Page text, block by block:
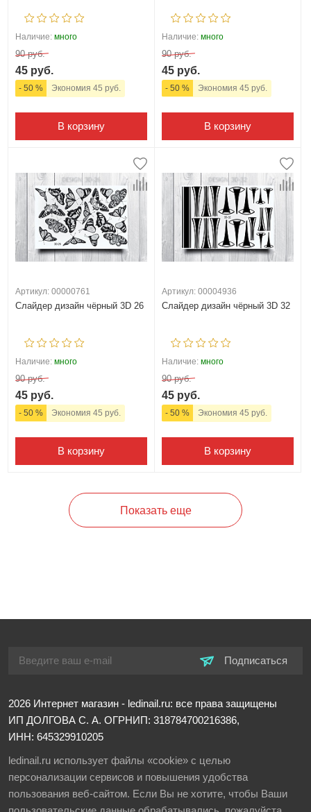
Наличие: много
90 руб.
45 руб.
- 50 % Экономия 45 руб.
В корзину
Наличие: много
90 руб.
45 руб.
- 50 % Экономия 45 руб.
В корзину
Артикул: 00000761
Слайдер дизайн чёрный 3D 26
Наличие: много
90 руб.
45 руб.
- 50 % Экономия 45 руб.
В корзину
Артикул: 00004936
Слайдер дизайн чёрный 3D 32
Наличие: много
90 руб.
45 руб.
- 50 % Экономия 45 руб.
В корзину
Показать еще
Подписаться
2026 Интернет магазин - ledinail.ru: все права защищены
ИП ДОЛГОВА С. А. ОГРНИП: 318784700216386,
ИНН: 645329910205
ledinail.ru использует файлы «cookie» с целью
персонализации сервисов и повышения удобства
пользования веб-сайтом. Если Вы не хотите, чтобы Ваши